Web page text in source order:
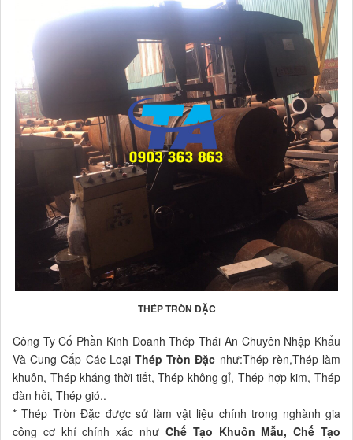
THÉP TRÒN ĐẶC
Công Ty Cổ Phần Kinh Doanh Thép Thái An Chuyên Nhập Khẩu
Và Cung Cấp Các Loại Thép Tròn Đặc như:Thép rèn,Thép làm
khuôn, Thép kháng thời tiết, Thép không gỉ, Thép hợp kim, Thép
đàn hồi, Thép gió..
* Thép Tròn Đặc được sử làm vật liệu chính trong nghành gia
công cơ khí chính xác như Chế Tạo Khuôn Mẫu, Chế Tạo